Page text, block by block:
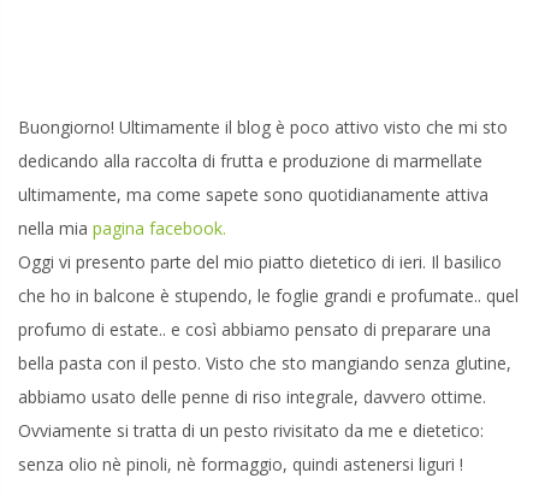
Buongiorno! Ultimamente il blog è poco attivo visto che mi sto
dedicando alla raccolta di frutta e produzione di marmellate
ultimamente, ma come sapete sono quotidianamente attiva
nella mia pagina facebook.
Oggi vi presento parte del mio piatto dietetico di ieri. Il basilico
che ho in balcone è stupendo, le foglie grandi e profumate.. quel
profumo di estate.. e così abbiamo pensato di preparare una
bella pasta con il pesto. Visto che sto mangiando senza glutine,
abbiamo usato delle penne di riso integrale, davvero ottime.
Ovviamente si tratta di un pesto rivisitato da me e dietetico:
senza olio nè pinoli, nè formaggio, quindi astenersi liguri !